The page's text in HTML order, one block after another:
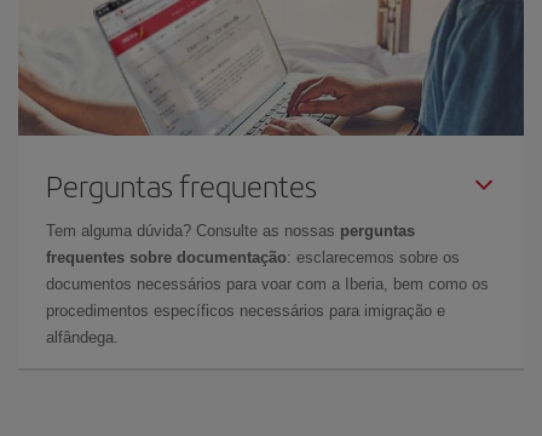
Perguntas frequentes
Tem alguma dúvida? Consulte as nossas perguntas
frequentes sobre documentação: esclarecemos sobre os
documentos necessários para voar com a Iberia, bem como os
procedimentos específicos necessários para imigração e
alfândega.